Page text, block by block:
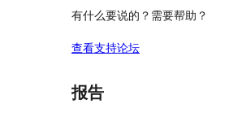
有什么要说的？需要帮助？
查看支持论坛
报告